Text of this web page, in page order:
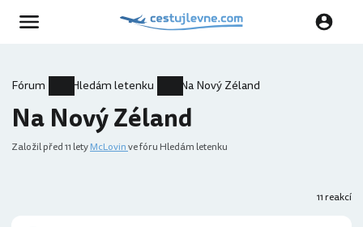
Fórum Hledám letenku Na Nový Zéland
Na Nový Zéland
Založilpřed 11 letyMcLovinve fóru Hledám letenku
11 reakcí